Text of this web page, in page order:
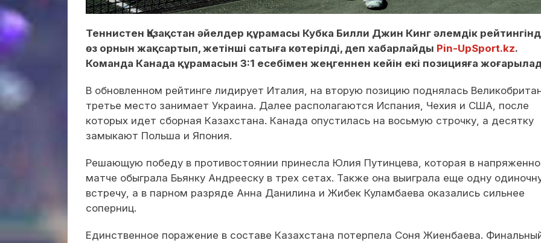
Теннистен Қазақстан әйелдер құрамасы Кубка Билли Джин Кинг әлемдік
өз орнын жақсартып, жетінші сатыға көтерілді, деп хабарлайды Pin-UpSport.kz.
Команда Канада құрамасын 3:1 есебімен жеңгеннен кейін екі позицияға
В обновленном рейтинге лидирует Италия, на вторую позицию поднялась
третье место занимает Украина. Далее располагаются Испания, Чехия и США, после
которых идет сборная Казахстана. Канада опустилась на восьмую строчку, а десятку
замыкают Польша и Япония.
Решающую победу в противостоянии принесла Юлия Путинцева, которая в
матче обыграла Бьянку Андрееску в трех сетах. Также она выиграла еще одну
встречу, а в парном разряде Анна Данилина и Жибек Куламбаева оказались сильнее
соперниц.
Единственное поражение в составе Казахстана потерпела Соня Жиенбаева.